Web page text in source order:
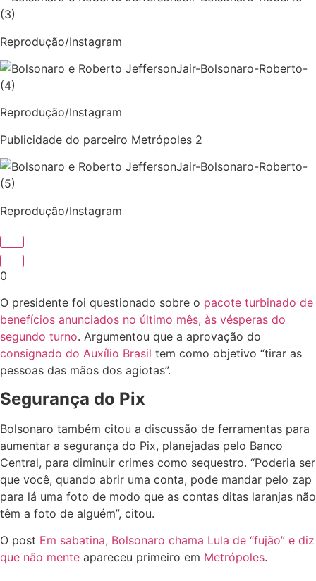
(3)
Reprodução/Instagram
Jair-Bolsonaro-Roberto-
(4)
Reprodução/Instagram
Publicidade do parceiro Metrópoles 2
Jair-Bolsonaro-Roberto-
(5)
Reprodução/Instagram
0
O presidente foi questionado sobre o pacote turbinado de
benefícios anunciados no último mês, às vésperas do
segundo turno. Argumentou que a aprovação do
consignado do Auxílio Brasil tem como objetivo “tirar as
pessoas das mãos dos agiotas”.
Segurança do Pix
Bolsonaro também citou a discussão de ferramentas para
aumentar a segurança do Pix, planejadas pelo Banco
Central, para diminuir crimes como sequestro. “Poderia ser
que você, quando abrir uma conta, pode mandar pelo zap
para lá uma foto de modo que as contas ditas laranjas não
têm a foto de alguém”, citou.
O post Em sabatina, Bolsonaro chama Lula de “fujão” e diz
que não mente apareceu primeiro em Metrópoles.